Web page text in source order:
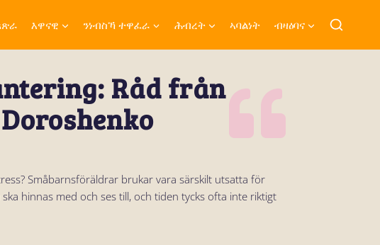
እዋናዊ ንነብስኻ ተዋፈራ ሕብረት ኣባልነት ብዛዕባና
Råd från
Småbarnsföräldrar brukar vara särskilt utsatta för
hinnas med och ses till, och tiden tycks ofta inte riktigt